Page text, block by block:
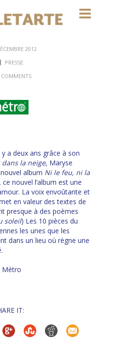
2012
PRESSE
COMMENTS
a deux ans grâce à son
dans la neige, Maryse
album Ni le feu, ni la
nouvel l’album est une
La voix envoûtante et
en valeur des textes de
presque à des poèmes
soleil) Les 10 pièces du
les unes que les
dans un lieu où règne une
Métro
IT: